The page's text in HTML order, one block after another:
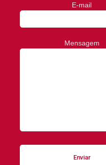
E-mail
Mensagem